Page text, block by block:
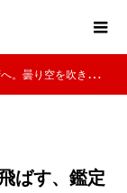
吹き飛ばす、鑑定会のバトン。
ばす、鑑定